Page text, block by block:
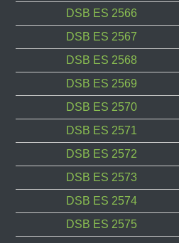
DSB ES 2566
DSB ES 2567
DSB ES 2568
DSB ES 2569
DSB ES 2570
DSB ES 2571
DSB ES 2572
DSB ES 2573
DSB ES 2574
DSB ES 2575